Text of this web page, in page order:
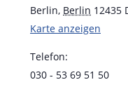
Berlin, Berlin 12435
Karte anzeigen
Telefon:
030 - 53 69 51 50